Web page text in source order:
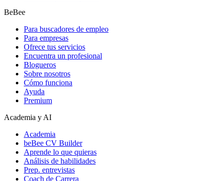
BeBee
Para buscadores de empleo
Para empresas
Ofrece tus servicios
Encuentra un profesional
Blogueros
Sobre nosotros
Cómo funciona
Ayuda
Premium
Academia y AI
Academia
beBee CV Builder
Aprende lo que quieras
Análisis de habilidades
Prep. entrevistas
Coach de Carrera